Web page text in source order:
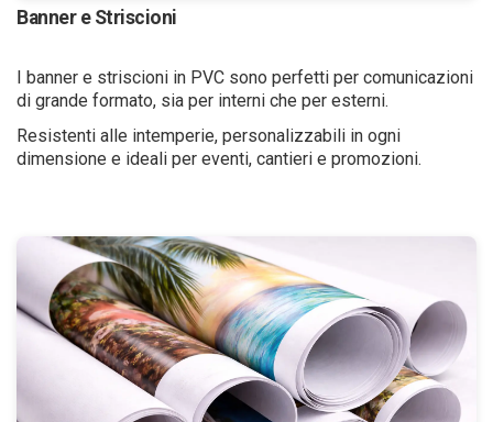
Banner e Striscioni
I banner e striscioni in PVC sono perfetti per comunicazioni
di grande formato, sia per interni che per esterni.
Resistenti alle intemperie, personalizzabili in ogni
dimensione e ideali per eventi, cantieri e promozioni.